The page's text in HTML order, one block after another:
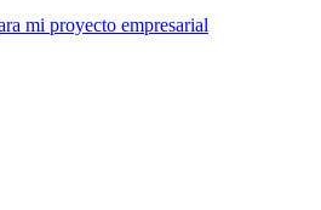
mi proyecto empresarial